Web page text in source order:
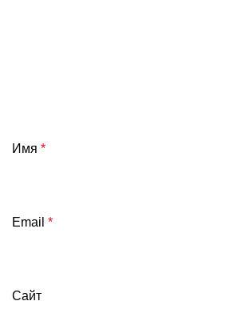
Имя *
Email *
Сайт